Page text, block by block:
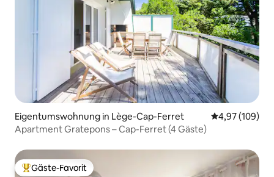
Eigentumswohnung in Lège-Cap-Ferret
4,97 (109)
Apartment Gratepons – Cap-Ferret (4 Gäste)
Beliebter Gäste-Favorit.
Gäste-Favorit